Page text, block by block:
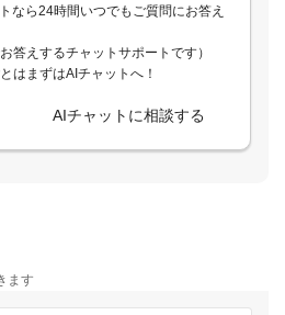
なら24時間いつでもご質問にお答え
お答えするチャットサポートです）
はまずはAIチャットへ！
AIチャットに相談する
ます